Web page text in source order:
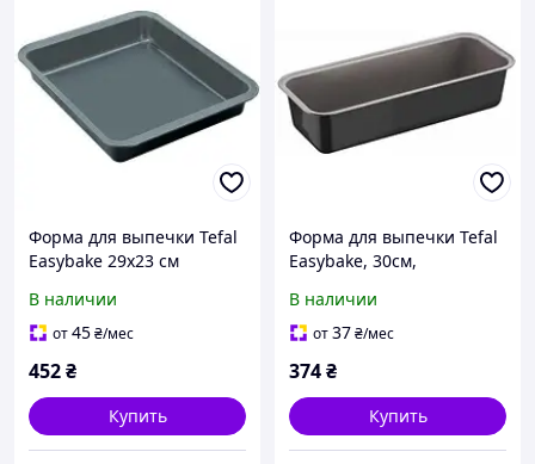
Форма для выпечки Tefal
Easybake 29x23 см
В наличии
от45₴/мес
452₴
Купить
Форма для выпечки Tefal
Easybake, 30см,
углеродистая сталь,
серый J1740174
В наличии
от37₴/мес
374₴
Купить